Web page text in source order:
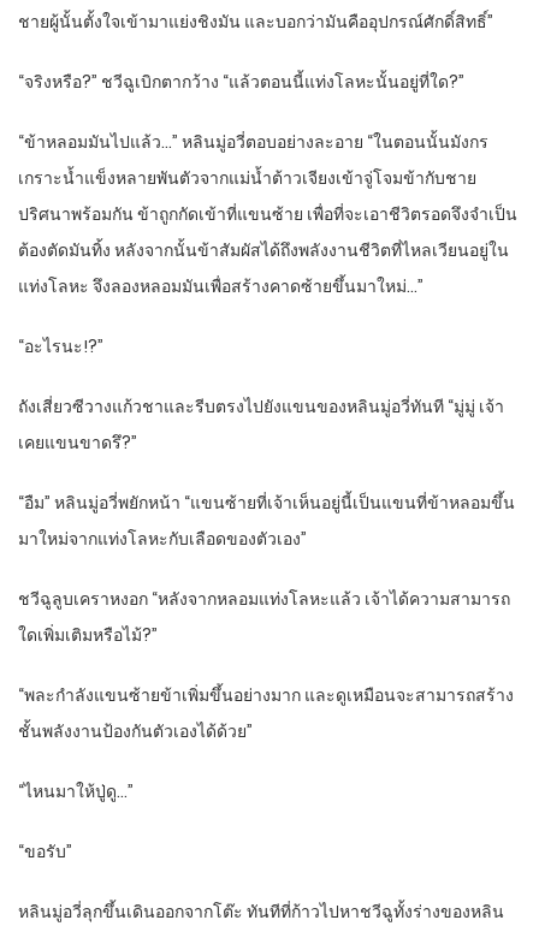
ชายผู้นั้นตั้งใจเข้ามาแย่งชิงมัน และบอกว่ามันคืออุปกรณ์ศักดิ์สิทธิ์”
“จริงหรือ?” ชวีฉูเบิกตากว้าง “แล้วตอนนี้แท่งโลหะนั้นอยู่ที่ใด?”
“ข้าหลอมมันไปแล้ว…” หลินมู่อวี่ตอบอย่างละอาย “ในตอนนั้นมังกร
เกราะน้ำแข็งหลายพันตัวจากแม่น้ำต้าวเจียงเข้าจู่โจมข้ากับชาย
ปริศนาพร้อมกัน ข้าถูกกัดเข้าที่แขนซ้าย เพื่อที่จะเอาชีวิตรอดจึงจำเป็น
ต้องตัดมันทิ้ง หลังจากนั้นข้าสัมผัสได้ถึงพลังงานชีวิตที่ไหลเวียนอยู่ใน
แท่งโลหะ จึงลองหลอมมันเพื่อสร้างคาดซ้ายขึ้นมาใหม่…”
“อะไรนะ!?”
ถังเสี่ยวซีวางแก้วชาและรีบตรงไปยังแขนของหลินมู่อวี่ทันที “มู่มู่ เจ้า
เคยแขนขาดรึ?”
“อืม” หลินมู่อวี่พยักหน้า “แขนซ้ายที่เจ้าเห็นอยู่นี้เป็นแขนที่ข้าหลอมขึ้น
มาใหม่จากแท่งโลหะกับเลือดของตัวเอง”
ชวีฉูลูบเคราหงอก “หลังจากหลอมแท่งโลหะแล้ว เจ้าได้ความสามารถ
ใดเพิ่มเติมหรือไม้?”
“พละกำลังแขนซ้ายข้าเพิ่มขึ้นอย่างมาก และดูเหมือนจะสามารถสร้าง
ชั้นพลังงานป้องกันตัวเองได้ด้วย”
“ไหนมาให้ปู่ดู…”
“ขอรับ”
หลินมู่อวี่ลุกขึ้นเดินออกจากโต๊ะ ทันทีที่ก้าวไปหาชวีฉูทั้งร่างของหลิน